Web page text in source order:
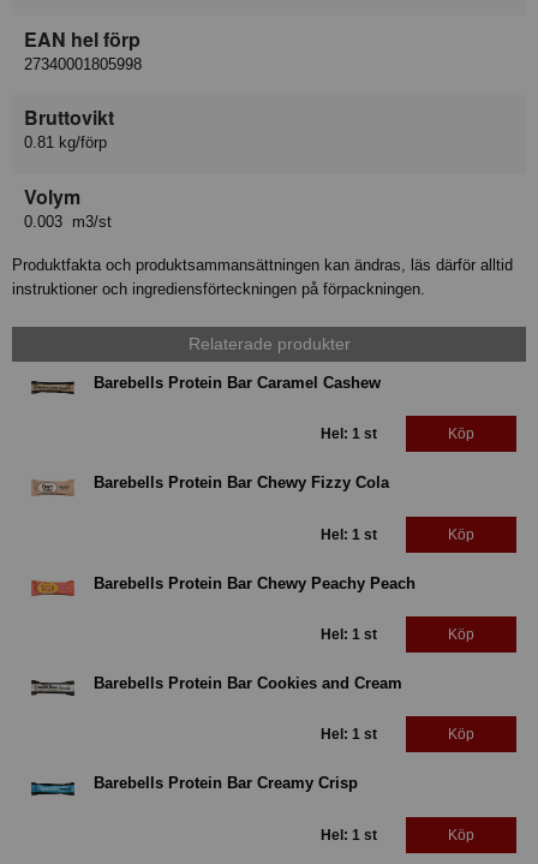
EAN hel förp
27340001805998
Bruttovikt
0.81 kg/förp
Volym
0.003 m3/st
Produktfakta och produktsammansättningen kan ändras, läs därför alltid
instruktioner och ingrediensförteckningen på förpackningen.
Relaterade produkter
Barebells Protein Bar Caramel Cashew
Hel: 1 st Köp
Barebells Protein Bar Chewy Fizzy Cola
Hel: 1 st Köp
Barebells Protein Bar Chewy Peachy Peach
Hel: 1 st Köp
Barebells Protein Bar Cookies and Cream
Hel: 1 st Köp
Barebells Protein Bar Creamy Crisp
Hel: 1 st Köp